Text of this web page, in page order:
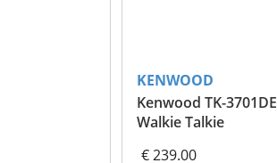
KENWOOD
Kenwood TK-3701DE
Walkie Talkie
€ 239.00